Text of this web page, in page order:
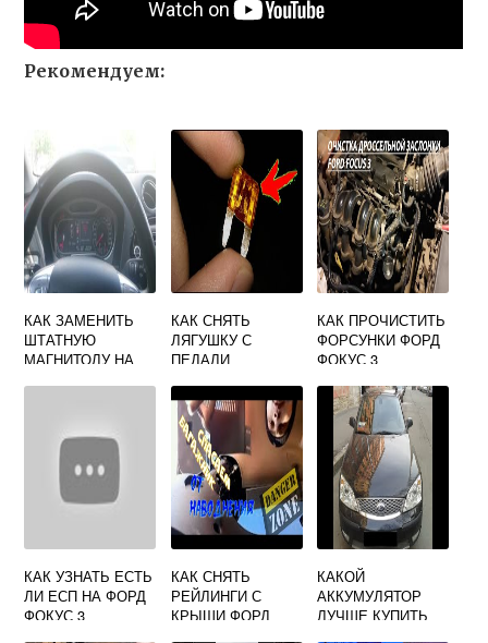
Рекомендуем:
КАК ЗАМЕНИТЬ
ШТАТНУЮ
МАГНИТОЛУ НА
КАК СНЯТЬ
ЛЯГУШКУ С
ПЕДАЛИ
ТРАНЗИТ
КАК ПРОЧИСТИТЬ
ФОРСУНКИ ФОРД
ФОКУС 3
КАК УЗНАТЬ ЕСТЬ
ЛИ ЕСП НА ФОРД
ФОКУС 3
КАК СНЯТЬ
РЕЙЛИНГИ С
КРЫШИ ФОРД
КАКОЙ
АККУМУЛЯТОР
ЛУЧШЕ КУПИТЬ